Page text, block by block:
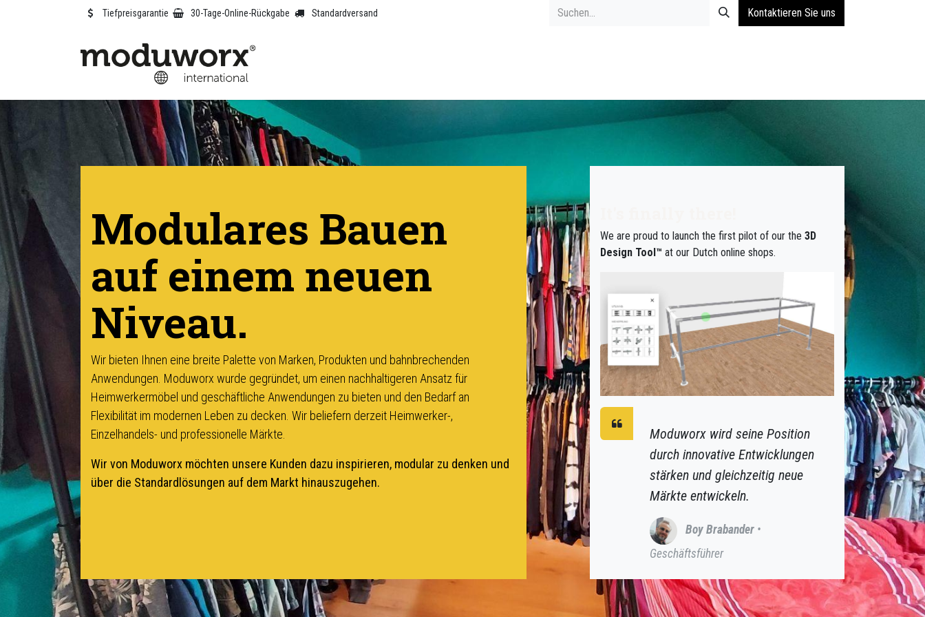
Tiefpreisgarantie 30-Tage-Online-Rückgabe Standardversand Kontaktieren Sie uns
Modulares Bauen
auf einem neuen
Niveau.
Wir bieten Ihnen eine breite Palette von Marken, Produkten und bahnbrechenden
Anwendungen. Moduworx wurde gegründet, um einen nachhaltigeren Ansatz für
Heimwerkermöbel und geschäftliche Anwendungen zu bieten und den Bedarf an
Flexibilität im modernen Leben zu decken. Wir beliefern derzeit Heimwerker-,
Einzelhandels- und professionelle Märkte.
Wir von Moduworx möchten unsere Kunden dazu inspirieren, modular zu denken und
über die Standardlösungen auf dem Markt hinauszugehen.
We are proud to launch the first pilot of our the 3D
Design Tool™ at our Dutch online shops.
Moduworx wird seine Position
durch innovative Entwicklungen
stärken und gleichzeitig neue
Märkte entwickeln.
Boy Brabander •
Geschäftsführer